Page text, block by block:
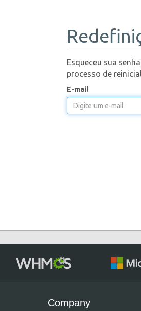
Esqueceu sua
processo de
E-mail
Company